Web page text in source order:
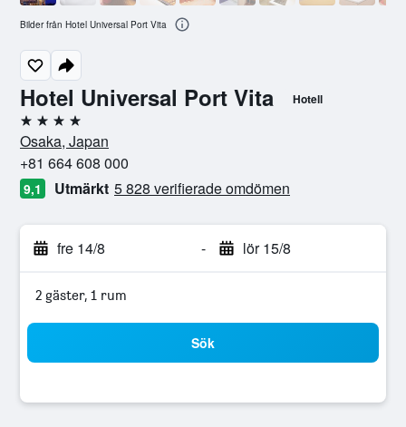
Hotel Universal Port Vita Hotell
4 stjärnor
Osaka, Japan
+81 664 608 000
9,1 Utmärkt 5 828 verifierade omdömen
fre 14/8 - lör 15/8
2 gäster, 1 rum
Sök
Bilder från Hotel Universal Port Vita